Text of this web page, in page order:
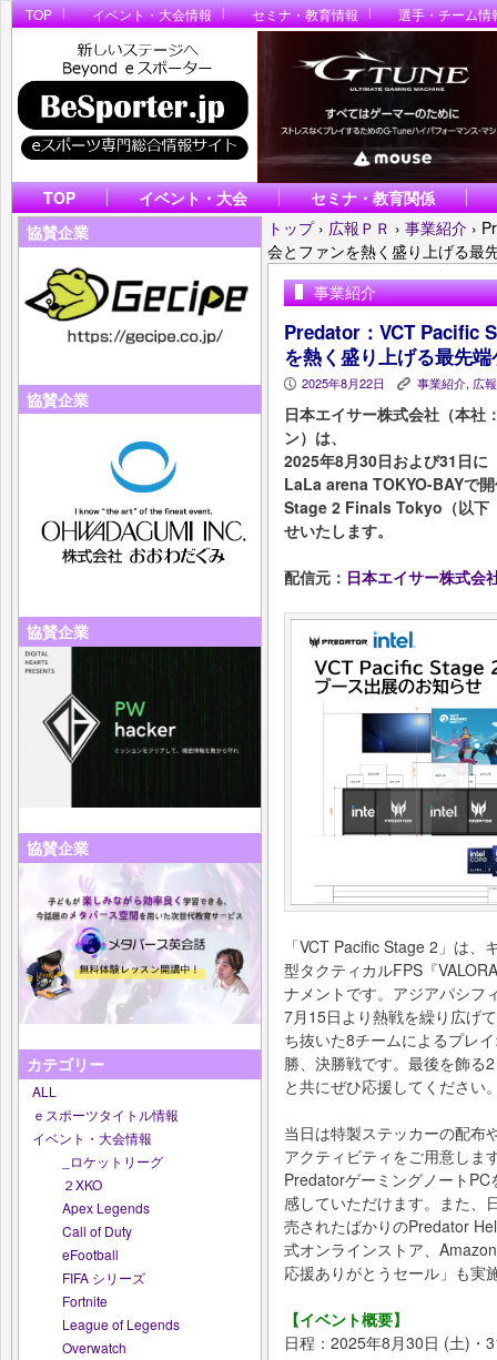
TOP イベント・大会情報 セミナ・教育情報 選手・チーム情
TOP イベント・大会
セミナ・教育関係
協賛企業
協賛企業
協賛企業
協賛企業
カテゴリー
ALL
ｅスポーツタイトル情報
イベント・大会情報
_ロケットリーグ
２XKO
Apex Legends
Call of Duty
eFootball
FIFA シリーズ
Fortnite
League of Legends
Overwatch
トップ › 広報ＰＲ › 事業紹介 ›
会とファンを熱く盛り上げる最
事業紹介
Predator：VCT Pacific
を熱く盛り上げる最先
P 2025年8月22日 K 事業紹介, 広
日本エイサー株式会社（本社
ン）は、
2025年8月30日および31日に
LaLa arena TOKYO-BAYで
Stage 2 Finals Tokyo（以下
せいたします。
配信元： 日本エイサー株式会
「VCT Pacific Stage 2」は
型タクティカルFPS『
ナメントです。アジアパシフ
7月15日より熱戦を繰り広げ
ち抜いた8チームによるプレ
勝、決勝戦です。最後を飾る
と共にぜひ応援してください
当日は特製ステッカーの配布
アクティビティをご用意しま
Predatorゲーミングノート
感していただけます。また、
売されたばかりのPredator
式オンラインストア、
応援ありがとうセール」も実
【イベント概要】
日程：2025年8月30日 (土)・